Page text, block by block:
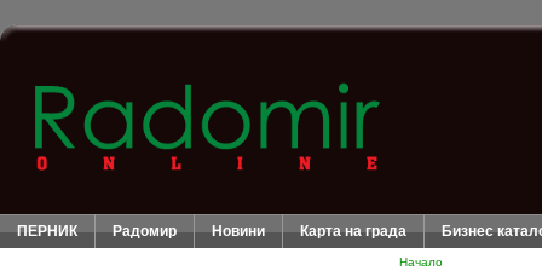
ПЕРНИК Радомир Новини Карта на града Бизнес
Начало